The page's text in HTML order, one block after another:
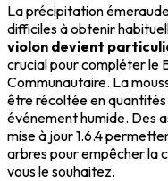
La précipitation
difficiles à obtenir
violon devient
crucial pour compléter le
Communautaire. La
être récoltée en
événement humide. Des
mise à jour 1.6.4
arbres pour empêcher la
vous le souhaitez.